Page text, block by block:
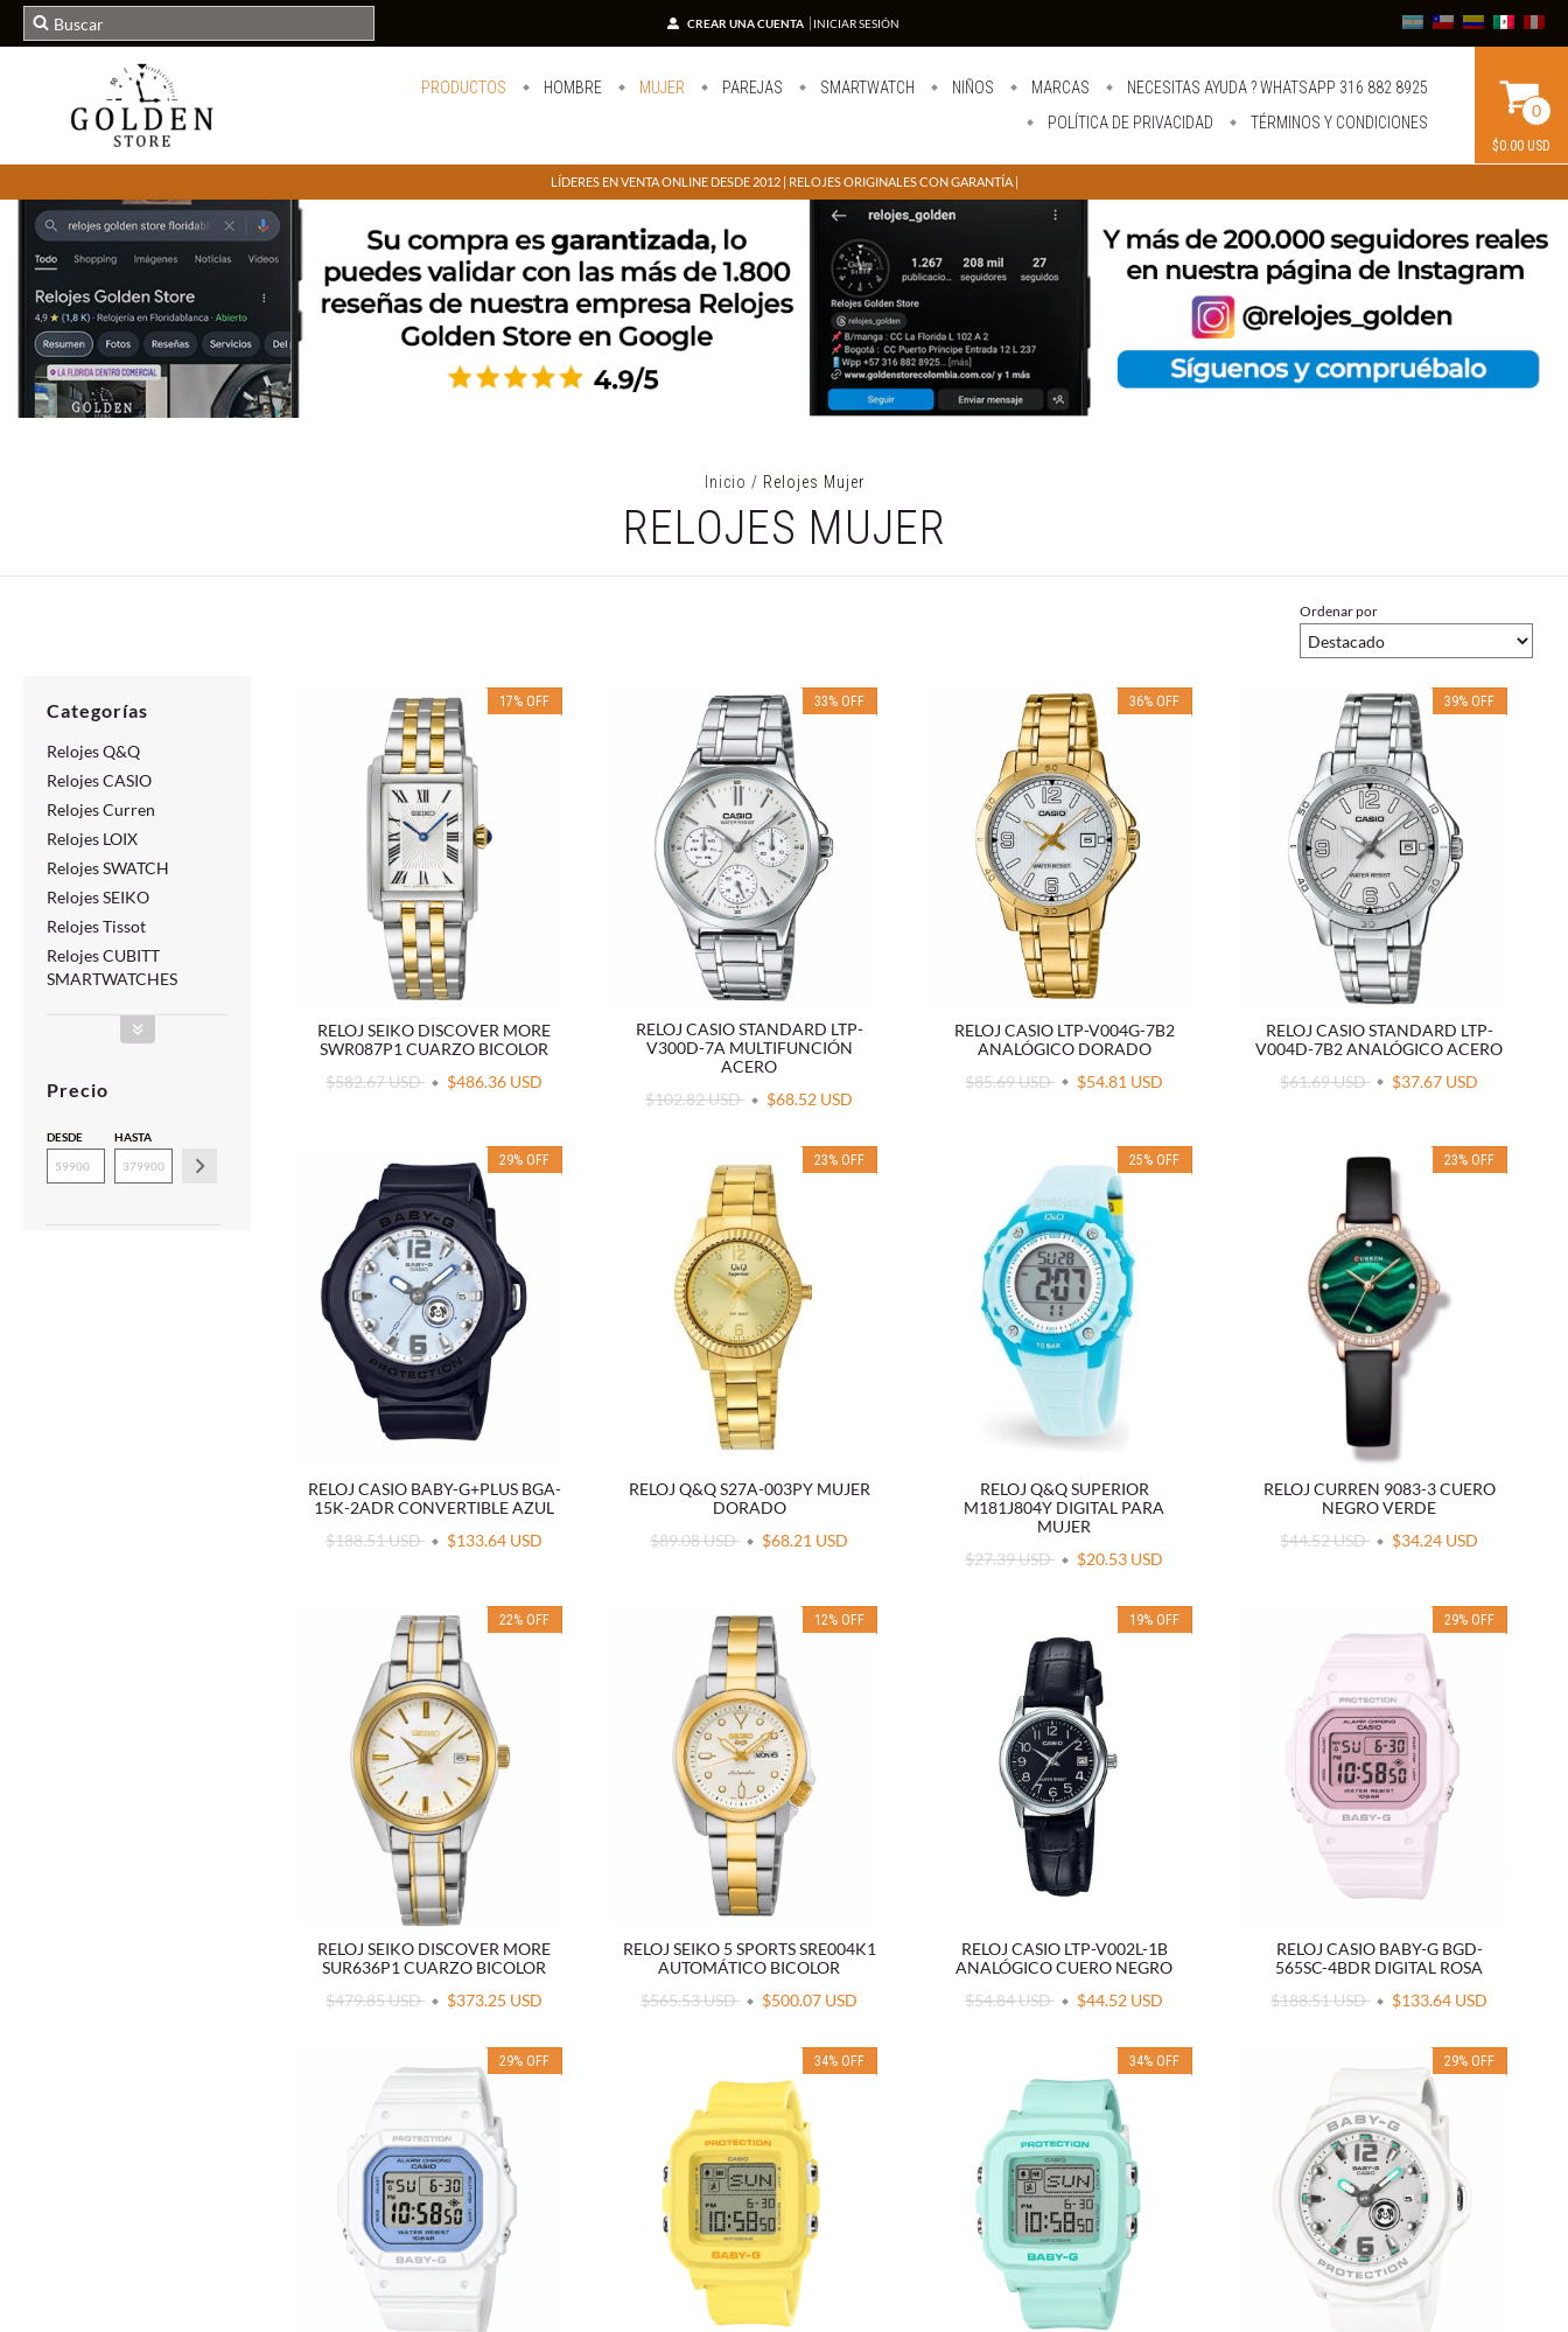
CREAR UNA CUENTA INICIAR SESIÓN
PRODUCTOS HOMBRE MUJER PAREJAS SMARTWATCH NIÑOS MARCAS
NECESITAS AYUDA ? WHATSAPP 316 882 8925
POLÍTICA DE PRIVACIDAD
TÉRMINOS Y CONDICIONES
0
$0.00 USD
LÍDERES EN VENTA ONLINE DESDE 2012 | RELOJES ORIGINALES CON GARANTÍA |
Inicio / Relojes Mujer
RELOJES MUJER
Ordenar por
Categorías
Relojes Q&Q
Relojes CASIO
Relojes Curren
Relojes LOIX
Relojes SWATCH
Relojes SEIKO
Relojes Tissot
Relojes CUBITT
SMARTWATCHES
Precio
DESDE HASTA
17% OFF
RELOJ SEIKO DISCOVER MORE
SWR087P1 CUARZO BICOLOR
$582.67 USD
$486.36 USD
33% OFF
RELOJ CASIO STANDARD LTP-
V300D-7A MULTIFUNCIÓN
ACERO
$102.82 USD
$68.52 USD
36% OFF
RELOJ CASIO LTP-V004G-7B2
ANALÓGICO DORADO
$85.69 USD
$54.81 USD
39% OFF
RELOJ CASIO STANDARD LTP-
V004D-7B2 ANALÓGICO ACERO
$61.69 USD
$37.67 USD
29% OFF
RELOJ CASIO BABY-G+PLUS BGA-
15K-2ADR CONVERTIBLE AZUL
$188.51 USD
$133.64 USD
23% OFF
RELOJ Q&Q S27A-003PY MUJER
DORADO
$89.08 USD
$68.21 USD
25% OFF
RELOJ Q&Q SUPERIOR
M181J804Y DIGITAL PARA
MUJER
$27.39 USD
$20.53 USD
23% OFF
RELOJ CURREN 9083-3 CUERO
NEGRO VERDE
$44.52 USD
$34.24 USD
22% OFF
RELOJ SEIKO DISCOVER MORE
SUR636P1 CUARZO BICOLOR
$479.85 USD
$373.25 USD
12% OFF
RELOJ SEIKO 5 SPORTS SRE004K1
AUTOMÁTICO BICOLOR
$565.53 USD
$500.07 USD
19% OFF
RELOJ CASIO LTP-V002L-1B
ANALÓGICO CUERO NEGRO
$54.84 USD
$44.52 USD
29% OFF
RELOJ CASIO BABY-G BGD-
565SC-4BDR DIGITAL ROSA
$188.51 USD
$133.64 USD
29% OFF 34% OFF 34% OFF 29% OFF